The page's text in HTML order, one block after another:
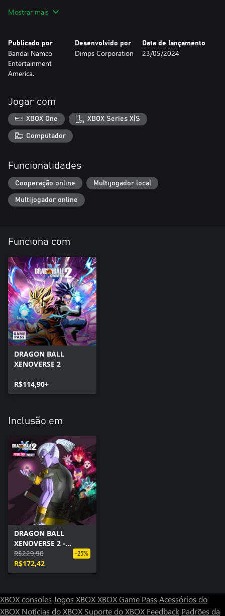
Mostrar mais
Publicado por
Bandai Namco
Entertainment
America.
Desenvolvido por
Dimps Corporation
Data de lançamento
23/05/2024
Jogar com
XBOX One XBOX Series X|S
Computador
Funcionalidades
Cooperação online Multijogador local
Multijogador online
Funciona com
DRAGON BALL
XENOVERSE 2
R$114,90+
Inclusão em
DRAGON BALL
XENOVERSE 2 -
Conjunto FUTURE
SAGA
R$229,90
R$172,42
-25%
XBOX consoles Jogos XBOXXBOX Game Pass Acessórios do
XBOX Notícias do XBOX Suporte do XBOX Feedback Padrões da